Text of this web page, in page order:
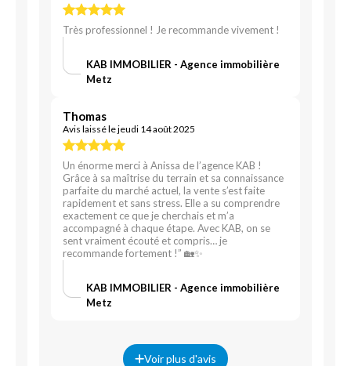
Très professionnel ! Je recommande vivement !
KAB IMMOBILIER - Agence immobilière
Metz
Thomas
Avis laissé le jeudi 14 août 2025
Un énorme merci à Anissa de l’agence KAB !
Grâce à sa maîtrise du terrain et sa connaissance
parfaite du marché actuel, la vente s’est faite
rapidement et sans stress. Elle a su comprendre
exactement ce que je cherchais et m’a
accompagné à chaque étape. Avec KAB, on se
sent vraiment écouté et compris… je
recommande fortement !” 🏡✨
KAB IMMOBILIER - Agence immobilière
Metz
Voir plus d'avis